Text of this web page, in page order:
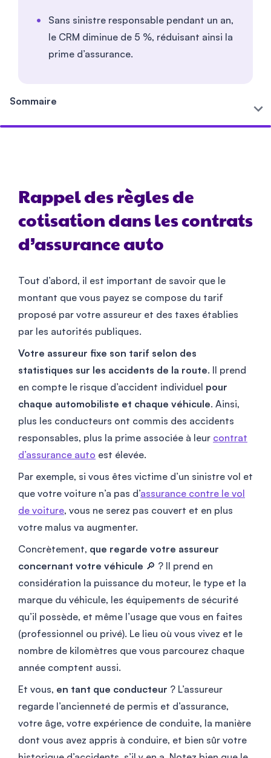
Sans sinistre responsable pendant un an,
le CRM diminue de 5 %, réduisant ainsi la
prime d’assurance.
Sommaire
Rappel des règles de
cotisation dans les contrats
d’assurance auto
Tout d’abord, il est important de savoir que le
montant que vous payez se compose du tarif
proposé par votre assureur et des taxes établies
par les autorités publiques.
Votre assureur fixe son tarif selon des
statistiques sur les accidents de la route. Il prend
en compte le risque d’accident individuel pour
chaque automobiliste et chaque véhicule. Ainsi,
plus les conducteurs ont commis des accidents
responsables, plus la prime associée à leur contrat
d’assurance auto est élevée.
Par exemple, si vous êtes victime d’un sinistre vol et
que votre voiture n’a pas d’assurance contre le vol
de voiture, vous ne serez pas couvert et en plus
votre malus va augmenter.
Concrètement, que regarde votre assureur
concernant votre véhicule 🔎 ? Il prend en
considération la puissance du moteur, le type et la
marque du véhicule, les équipements de sécurité
qu’il possède, et même l’usage que vous en faites
(professionnel ou privé). Le lieu où vous vivez et le
nombre de kilomètres que vous parcourez chaque
année comptent aussi.
Et vous, en tant que conducteur ? L’assureur
regarde l’ancienneté de permis et d’assurance,
votre âge, votre expérience de conduite, la manière
dont vous avez appris à conduire, et bien sûr votre